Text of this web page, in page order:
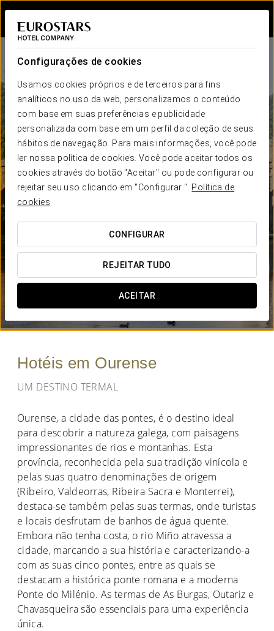
Configurações de cookies
Usamos cookies próprios e de terceiros para fins
analíticos no uso da web, personalizamos o conteúdo
com base em suas preferências e publicidade
personalizada com base em um perfil da coleção de seus
hábitos de navegação. Para mais informações, você pode
ler nossa política de cookies. Você pode aceitar todos os
cookies através do botão "Aceitar" ou pode configurar ou
rejeitar seu uso clicando em "Configurar ". Política de
cookies
CONFIGURAR
REJEITAR TUDO
ACEITAR
Hotéis em Ourense
UM DESTINO TERMAL
Ourense, a cidade das pontes, é o destino ideal
para descobrir a natureza galega, com paisagens
impressionantes de rios e montanhas. Esta
província, reconhecida pela sua tradição vinícola e
pelas suas quatro denominações de origem
(Ribeiro, Valdeorras, Ribeira Sacra e Monterrei),
destaca-se também pelas suas termas, onde turistas
e locais desfrutam de banhos de água quente.
Embora não tenha costa, o rio Miño atravessa a
cidade, marcando a sua história e caracterizando-a
com as suas cinco pontes, entre as quais se
destacam a histórica ponte romana e a moderna
Ponte do Milénio. As termas de As Burgas, Outariz e
Chavasqueira são essenciais para uma experiência
única.